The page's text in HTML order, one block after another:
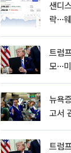
샌디
락⋯
트럼
모⋯
뉴욕
고서
트럼